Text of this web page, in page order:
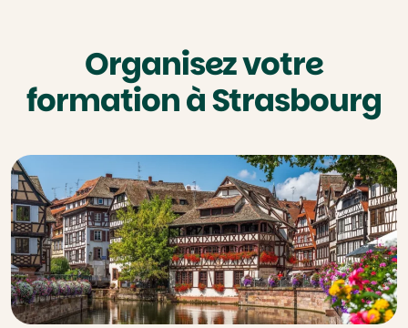
Organisez votre
formation à Strasbourg